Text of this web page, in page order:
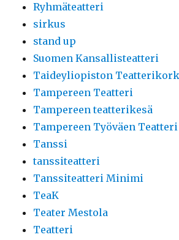
Ryhmäteatteri
sirkus
stand up
Suomen Kansallisteatteri
Taideyliopiston
Tampereen Teatteri
Tampereen teatterikesä
Tampereen Työväen Teatteri
Tanssi
tanssiteatteri
Tanssiteatteri Minimi
TeaK
Teater Mestola
Teatteri